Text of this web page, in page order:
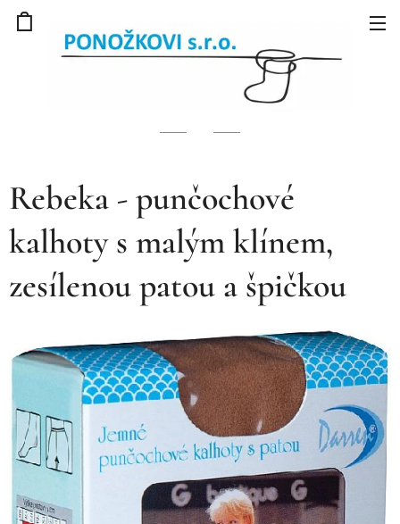
Rebeka - punčochové
kalhoty s malým klínem,
zesílenou patou a špičkou